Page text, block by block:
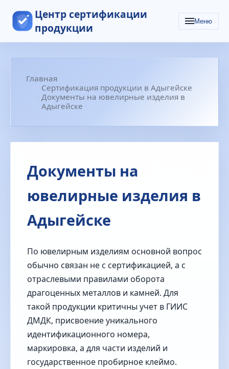
Центр сертификации
продукции
Меню
Главная
Сертификация продукции в Адыгейске
Документы на ювелирные изделия в
Адыгейске
Документы на
ювелирные изделия в
Адыгейске
По ювелирным изделиям основной вопрос
обычно связан не с сертификацией, а с
отраслевыми правилами оборота
драгоценных металлов и камней. Для
такой продукции критичны учет в ГИИС
ДМДК, присвоение уникального
идентификационного номера,
маркировка, а для части изделий и
государственное пробирное клеймо.